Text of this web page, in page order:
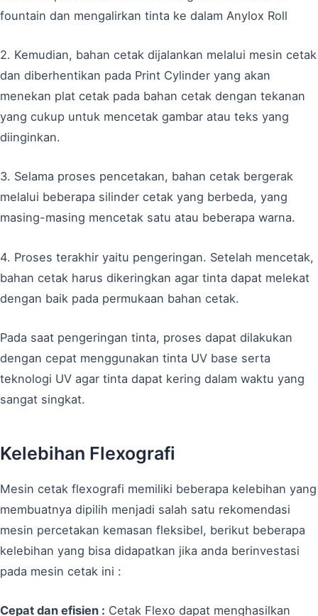
fountain dan mengalirkan tinta ke dalam Anylox Roll
2. Kemudian, bahan cetak dijalankan melalui mesin cetak
dan diberhentikan pada Print Cylinder yang akan
menekan plat cetak pada bahan cetak dengan tekanan
yang cukup untuk mencetak gambar atau teks yang
diinginkan.
3. Selama proses pencetakan, bahan cetak bergerak
melalui beberapa silinder cetak yang berbeda, yang
masing-masing mencetak satu atau beberapa warna.
4. Proses terakhir yaitu pengeringan. Setelah mencetak,
bahan cetak harus dikeringkan agar tinta dapat melekat
dengan baik pada permukaan bahan cetak.
Pada saat pengeringan tinta, proses dapat dilakukan
dengan cepat menggunakan tinta UV base serta
teknologi UV agar tinta dapat kering dalam waktu yang
sangat singkat.
Kelebihan Flexografi
Mesin cetak flexografi memiliki beberapa kelebihan yang
membuatnya dipilih menjadi salah satu rekomendasi
mesin percetakan kemasan fleksibel, berikut beberapa
kelebihan yang bisa didapatkan jika anda berinvestasi
pada mesin cetak ini :
Cepat dan efisien : Cetak Flexo dapat menghasilkan